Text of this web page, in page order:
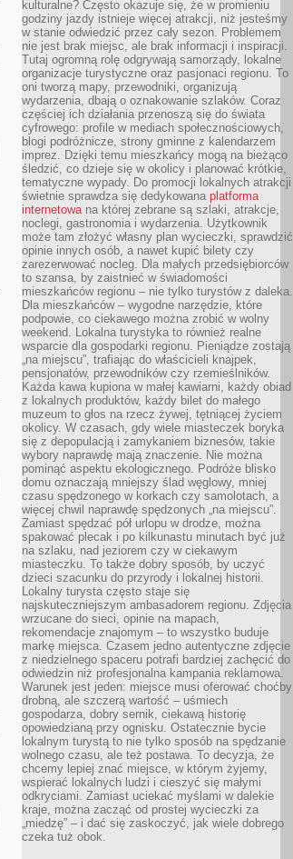
kulturalne? Często okazuje się, że w promieniu
godziny jazdy istnieje więcej atrakcji, niż jesteśmy
w stanie odwiedzić przez cały sezon. Problemem
nie jest brak miejsc, ale brak informacji i inspiracji.
Tutaj ogromną rolę odgrywają samorządy, lokalne
organizacje turystyczne oraz pasjonaci regionu. To
oni tworzą mapy, przewodniki, organizują
wydarzenia, dbają o oznakowanie szlaków. Coraz
częściej ich działania przenoszą się do świata
cyfrowego: profile w mediach społecznościowych,
blogi podróżnicze, strony gminne z kalendarzem
imprez. Dzięki temu mieszkańcy mogą na bieżąco
śledzić, co dzieje się w okolicy i planować krótkie,
tematyczne wypady. Do promocji lokalnych atrakcji
świetnie sprawdza się dedykowana platforma
internetowana której zebrane są szlaki, atrakcje,
noclegi, gastronomia i wydarzenia. Użytkownik
może tam złożyć własny plan wycieczki, sprawdzić
opinie innych osób, a nawet kupić bilety czy
zarezerwować nocleg. Dla małych przedsiębiorców
to szansa, by zaistnieć w świadomości
mieszkańców regionu – nie tylko turystów z daleka.
Dla mieszkańców – wygodne narzędzie, które
podpowie, co ciekawego można zrobić w wolny
weekend. Lokalna turystyka to również realne
wsparcie dla gospodarki regionu. Pieniądze zostają
„na miejscu”, trafiając do właścicieli knajpek,
pensjonatów, przewodników czy rzemieślników.
Każda kawa kupiona w małej kawiarni, każdy obiad
z lokalnych produktów, każdy bilet do małego
muzeum to głos na rzecz żywej, tętniącej życiem
okolicy. W czasach, gdy wiele miasteczek boryka
się z depopulacją i zamykaniem biznesów, takie
wybory naprawdę mają znaczenie. Nie można
pominąć aspektu ekologicznego. Podróże blisko
domu oznaczają mniejszy ślad węglowy, mniej
czasu spędzonego w korkach czy samolotach, a
więcej chwil naprawdę spędzonych „na miejscu”.
Zamiast spędzać pół urlopu w drodze, można
spakować plecak i po kilkunastu minutach być już
na szlaku, nad jeziorem czy w ciekawym
miasteczku. To także dobry sposób, by uczyć
dzieci szacunku do przyrody i lokalnej historii.
Lokalny turysta często staje się
najskuteczniejszym ambasadorem regionu. Zdjęcia
wrzucane do sieci, opinie na mapach,
rekomendacje znajomym – to wszystko buduje
markę miejsca. Czasem jedno autentyczne zdjęcie
z niedzielnego spaceru potrafi bardziej zachęcić do
odwiedzin niż profesjonalna kampania reklamowa.
Warunek jest jeden: miejsce musi oferować choćby
drobną, ale szczerą wartość – uśmiech
gospodarza, dobry sernik, ciekawą historię
opowiedzianą przy ognisku. Ostatecznie bycie
lokalnym turystą to nie tylko sposób na spędzanie
wolnego czasu, ale też postawa. To decyzja, że
chcemy lepiej znać miejsce, w którym żyjemy,
wspierać lokalnych ludzi i cieszyć się małymi
odkryciami. Zamiast uciekać myślami w dalekie
kraje, można zacząć od prostej wycieczki za
„miedzę” – i dać się zaskoczyć, jak wiele dobrego
czeka tuż obok.